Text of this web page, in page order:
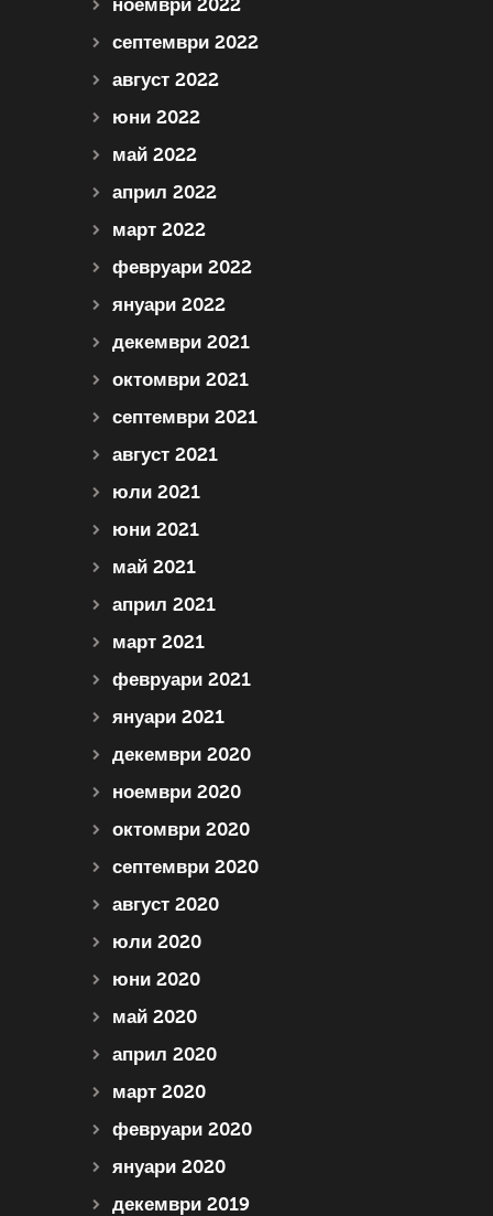
ноември 2022
септември 2022
август 2022
юни 2022
май 2022
април 2022
март 2022
февруари 2022
януари 2022
декември 2021
октомври 2021
септември 2021
август 2021
юли 2021
юни 2021
май 2021
април 2021
март 2021
февруари 2021
януари 2021
декември 2020
ноември 2020
октомври 2020
септември 2020
август 2020
юли 2020
юни 2020
май 2020
април 2020
март 2020
февруари 2020
януари 2020
декември 2019